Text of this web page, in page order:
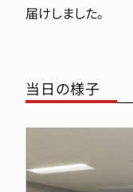
届けしました。
当日の様子